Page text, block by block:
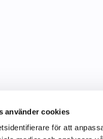
använder cookies
för att
C&C